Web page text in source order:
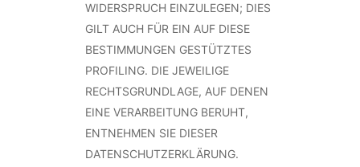
WIDERSPRUCH EINZULEGEN; DIES
GILT AUCH FÜR EIN AUF DIESE
BESTIMMUNGEN GESTÜTZTES
PROFILING. DIE JEWEILIGE
RECHTSGRUNDLAGE, AUF DENEN
EINE VERARBEITUNG BERUHT,
ENTNEHMEN SIE DIESER
DATENSCHUTZERKLÄRUNG.